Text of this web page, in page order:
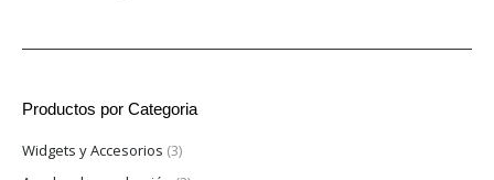
Productos por Categoria
Widgets y Accesorios (3)